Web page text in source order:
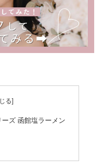
ズ 函館塩ラーメン